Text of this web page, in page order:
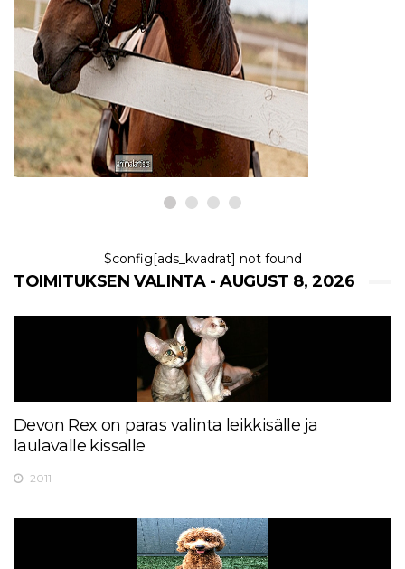
ARTIKLA
Video hevosesta jättämässä
viimeiset hyvästit ohimenevälle
koiralle on kyyneleet
8,2026
$config[ads_kvadrat] not found
TOIMITUKSEN VALINTA - AUGUST 8, 2026
Devon Rex on paras valinta leikkisälle ja
laulavalle kissalle
2011